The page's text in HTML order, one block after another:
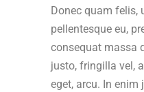
Donec quam felis,
pellentesque eu,
consequat massa
justo, fringilla vel,
eget, arcu. In enim